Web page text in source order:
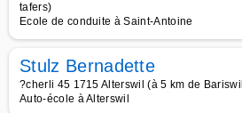
tafers)
Ecole de conduite à Saint-Antoine
Stulz Bernadette
?cherli 45 1715 Alterswil (à 5 km de
Auto-école à Alterswil